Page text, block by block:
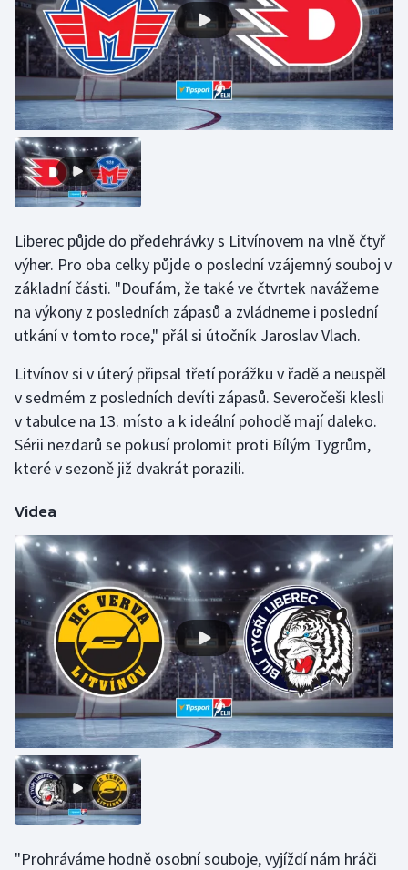
Liberec půjde do předehrávky s Litvínovem na vlně čtyř
výher. Pro oba celky půjde o poslední vzájemný souboj v
základní části. "Doufám, že také ve čtvrtek navážeme
na výkony z posledních zápasů a zvládneme i poslední
utkání v tomto roce," přál si útočník Jaroslav Vlach.
Litvínov si v úterý připsal třetí porážku v řadě a neuspěl
v sedmém z posledních devíti zápasů. Severočeši klesli
v tabulce na 13. místo a k ideální pohodě mají daleko.
Sérii nezdarů se pokusí prolomit proti Bílým Tygrům,
které v sezoně již dvakrát porazili.
Videa
"Prohráváme hodně osobní souboje, vyjíždí nám hráči